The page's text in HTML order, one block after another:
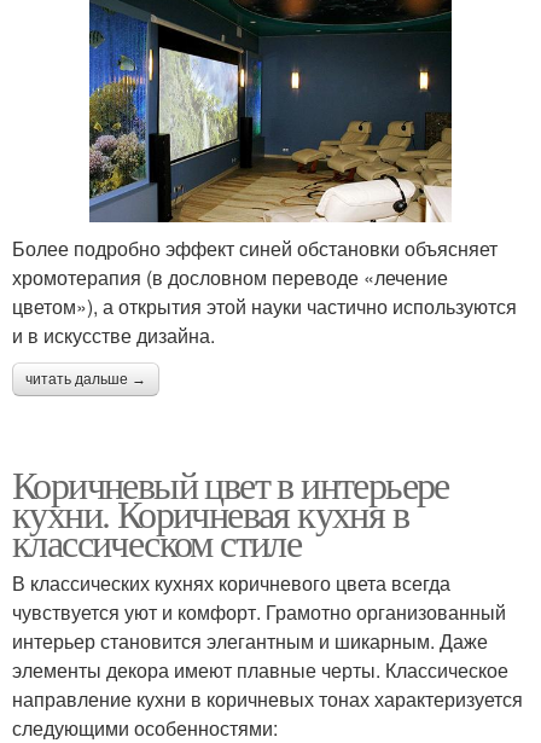
Более подробно эффект синей обстановки объясняет
хромотерапия (в дословном переводе «лечение
цветом»), а открытия этой науки частично используются
и в искусстве дизайна.
читать дальше →
Коричневый цвет в интерьере
кухни. Коричневая кухня в
классическом стиле
В классических кухнях коричневого цвета всегда
чувствуется уют и комфорт. Грамотно организованный
интерьер становится элегантным и шикарным. Даже
элементы декора имеют плавные черты. Классическое
направление кухни в коричневых тонах характеризуется
следующими особенностями: